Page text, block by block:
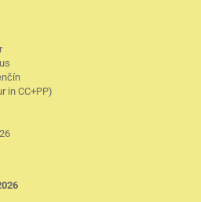
in CC+PP)